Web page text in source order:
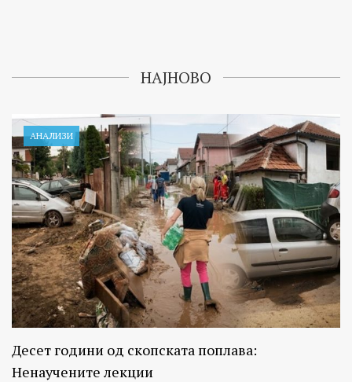
НАЈНОВО
АНАЛИЗИ
Десет години од скопската поплава:
Ненаучените лекции